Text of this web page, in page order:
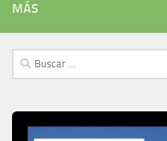
MÁS
Buscar: